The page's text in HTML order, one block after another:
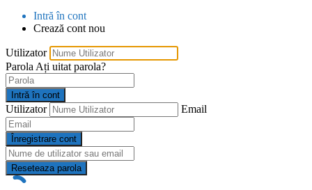
Intră în cont
Crează cont nou
Utilizator
Parola Ați uitat parola?
Intră în cont
Utilizator Email
Înregistrare cont
Reseteaza parola